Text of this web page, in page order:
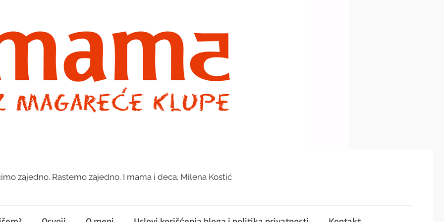
zajedno. Rastemo zajedno. I mama i deca. Milena Kostić